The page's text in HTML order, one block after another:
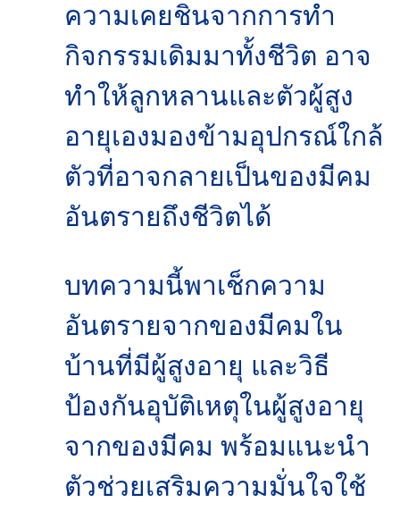
ความเคยชินจากการทำ
กิจกรรมเดิมมาทั้งชีวิต อาจ
ทำให้ลูกหลานและตัวผู้สูง
อายุเองมองข้ามอุปกรณ์ใกล้
ตัวที่อาจกลายเป็นของมีคม
อันตรายถึงชีวิตได้
บทความนี้พาเช็กความ
อันตรายจากของมีคมใน
บ้านที่มีผู้สูงอายุ และวิธี
ป้องกันอุบัติเหตุในผู้สูงอายุ
จากของมีคม พร้อมแนะนำ
ตัวช่วยเสริมความมั่นใจใช้